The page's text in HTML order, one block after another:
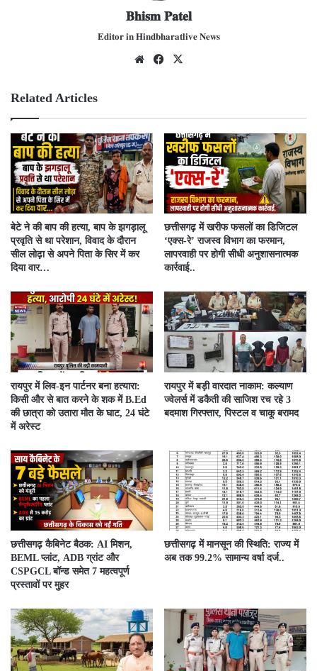
𝐁𝐡𝐢𝐬𝐦 𝐏𝐚𝐭𝐞𝐥
𝐄𝐝𝐢𝐭𝐨𝐫 𝐢𝐧 𝐇𝐢𝐧𝐝𝐛𝐡𝐚𝐫𝐚𝐭𝐥𝐢𝐯𝐞 𝐍𝐞𝐰𝐬
We
Fac
Related Articles
बेटे ने की बाप की हत्या, बाप के झगड़ालू
प्रवृति से था परेशान, विवाद के दौरान
सील लोढ़ा से अपने पिता के सिर में कर
दिया वार…
​छत्तीसगढ़ में खरीफ फसलों का डिजिटल
‘एक्स-रे’ राजस्व विभाग का फरमान,
लापरवाही पर होगी सीधी अनुशासनात्मक
कार्रवाई..
रायपुर में लिव-इन पार्टनर बना हत्यारा:
किसी और से बात करने के शक में B.Ed
की छात्रा को उतारा मौत के घाट, 24 घंटे
में अरेस्ट
रायपुर में बड़ी वारदात नाकाम: कल्याण
ज्वेलर्स में डकैती की साजिश रच रहे 3
बदमाश गिरफ्तार, पिस्टल व चाकू बरामद
छत्तीसगढ़ कैबिनेट बैठक: AI मिशन,
BEML प्लांट, ADB ग्रांट और
CSPGCL बॉन्ड समेत 7 महत्वपूर्ण
प्रस्तावों पर मुहर
छत्तीसगढ़ में मानसून की स्थिति: राज्य में
अब तक 99.2% सामान्य वर्षा दर्ज..